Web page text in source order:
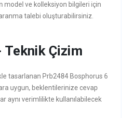
model ve kolleksiyon bilgileri için
talebi oluşturabilirsiniz.
Çizim
tasarlanan Prb2484 Bosphorus 6
uygun, beklentilerinize cevap
aynı verimlilikte kullanılabilecek